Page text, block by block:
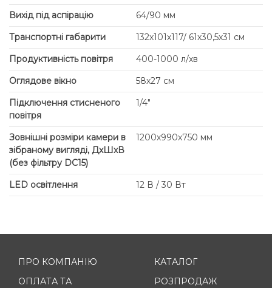
Вихід під аспірацію
64/90 мм
Транспортні габарити
132х101х117/ 61х30,5х31 см
Продуктивність повітря
400-1000 л/хв
Оглядове вікно
58х27 см
Підключення стисненого
повітря
1/4"
Зовнішні розміри камери в
зібраному вигляді, ДхШхВ
(без фільтру DC15)
1200х990х750 мм
LED освітлення 12 В / 30 Вт
ПРО КОМПАНІЮ
ОПЛАТА ТА
КАТАЛОГ
РОЗПРОДАЖ